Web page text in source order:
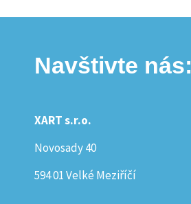
Navštivte nás:
XART s.r.o.
Novosady 40
594 01 Velké Meziříčí